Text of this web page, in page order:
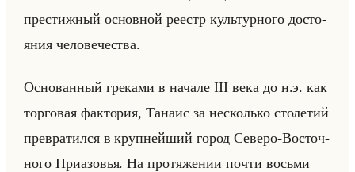
пре­стиж­ный ос­нов­ной ре­естр культур­но­го до­сто­
яния че­ло­ве­че­ства.
Ос­но­ван­ный гре­ка­ми в на­ча­ле III века до н.э. как
тор­го­вая фак­то­рия, Та­наис за несколько сто­ле­тий
пре­вра­тил­ся в круп­нейший город Се­ве­ро-Во­сточ­
но­го При­азо­вья. На про­тя­же­нии почти восьми